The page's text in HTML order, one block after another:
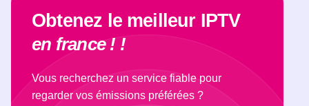
Obtenez le meilleur IPTV
en france ! !
Vous recherchez un service fiable pour
regarder vos émissions préférées ?